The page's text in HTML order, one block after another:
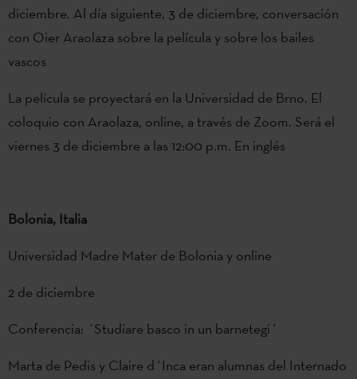
diciembre. Al día siguiente, 3 de diciembre, conversación
con Oier Araolaza sobre la película y sobre los bailes
vascos
La película se proyectará en la Universidad de Brno. El
coloquio con Araolaza, online, a través de Zoom. Será el
viernes 3 de diciembre a las 12:00 p.m. En inglés
Bolonia, Italia
Universidad Madre Mater de Bolonia y online
2 de diciembre
Conferencia: ´Studiare basco in un barnetegi´
Marta de Pedis y Claire d´Inca eran alumnas del Internado